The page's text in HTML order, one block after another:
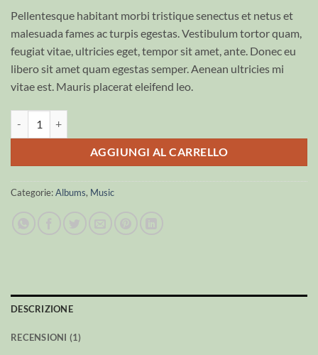
di
recensioni
Pellentesque habitant morbi tristique senectus et netus et
malesuada fames ac turpis egestas. Vestibulum tortor quam,
feugiat vitae, ultricies eget, tempor sit amet, ante. Donec eu
libero sit amet quam egestas semper. Aenean ultricies mi
vitae est. Mauris placerat eleifend leo.
AGGIUNGI AL CARRELLO
Categorie:Albums, Music
DESCRIZIONE
RECENSIONI (1)